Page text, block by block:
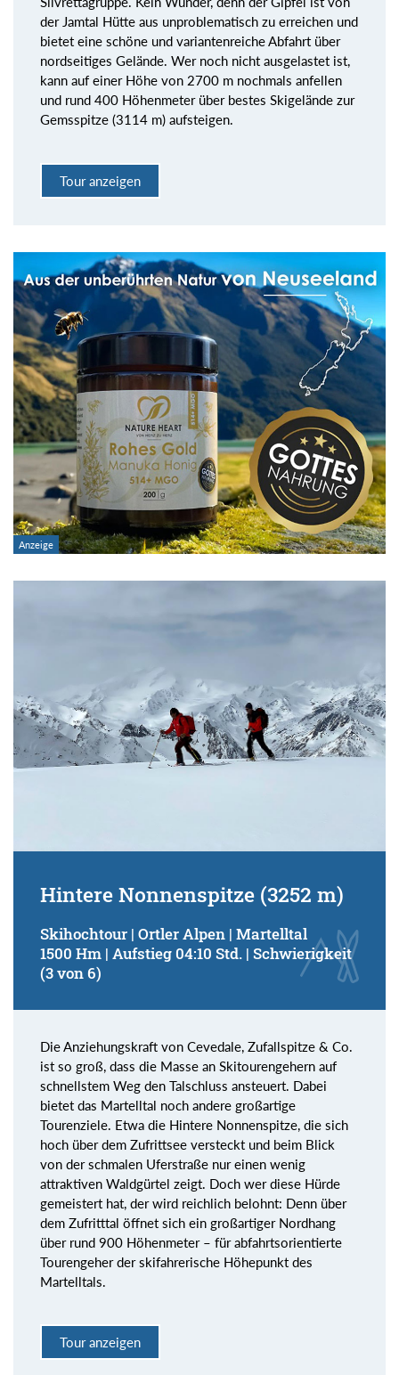
der Jamtal Hütte aus unproblematisch zu erreichen und
bietet eine schöne und variantenreiche Abfahrt über
nordseitiges Gelände. Wer noch nicht ausgelastet ist,
kann auf einer Höhe von 2700 m nochmals anfellen
und rund 400 Höhenmeter über bestes Skigelände zur
Gemsspitze (3114 m) aufsteigen.
Tour anzeigen
Hintere Nonnenspitze (3252 m)
Skihochtour | Ortler Alpen | Martelltal
1500 Hm | Aufstieg 04:10 Std. | Schwierigkeit
(3 von 6)
Die Anziehungskraft von Cevedale, Zufallspitze & Co.
ist so groß, dass die Masse an Skitourengehern auf
schnellstem Weg den Talschluss ansteuert. Dabei
bietet das Martelltal noch andere großartige
Tourenziele. Etwa die Hintere Nonnenspitze, die sich
hoch über dem Zufrittsee versteckt und beim Blick
von der schmalen Uferstraße nur einen wenig
attraktiven Waldgürtel zeigt. Doch wer diese Hürde
gemeistert hat, der wird reichlich belohnt: Denn über
dem Zufritttal öffnet sich ein großartiger Nordhang
über rund 900 Höhenmeter – für abfahrtsorientierte
Tourengeher der skifahrerische Höhepunkt des
Martelltals.
Tour anzeigen